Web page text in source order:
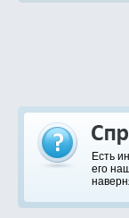
Есть
его